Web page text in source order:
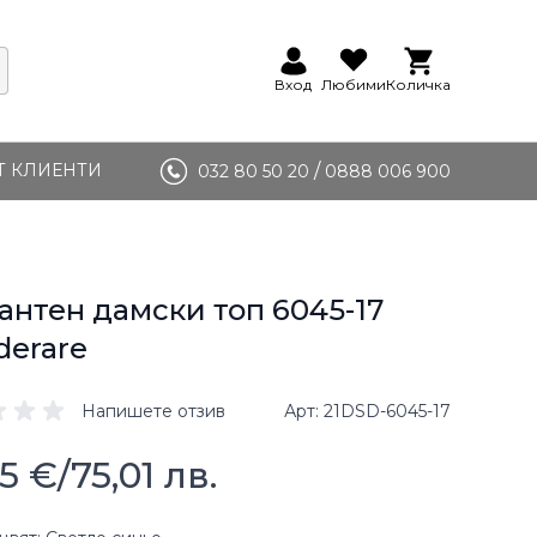
Вход ЛюбимиКоличка
КЛИЕНТИ 032 80 50 20 / 0888 006 900
дамски топ 6045-17
Напишете отзив Арт 21DSD-6045-17
€/75,01 лв.